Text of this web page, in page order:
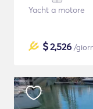
Yacht a motore
$2,526 /